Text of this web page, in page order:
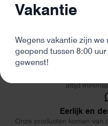
altijd
Eerlijk en
Onze producten komen van
Vakantie
Wegens vakantie zijn
geopend tussen 8:00
gewenst!